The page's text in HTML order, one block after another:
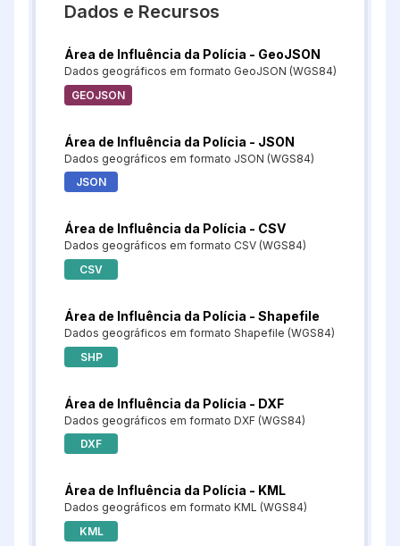
Dados e Recursos
Área de Influência da Polícia - GeoJSON
Dados geográficos em formato GeoJSON (WGS84)
GEOJSON
Área de Influência da Polícia - JSON
Dados geográficos em formato JSON (WGS84)
JSON
Área de Influência da Polícia - CSV
Dados geográficos em formato CSV (WGS84)
CSV
Área de Influência da Polícia - Shapefile
Dados geográficos em formato Shapefile (WGS84)
SHP
Área de Influência da Polícia - DXF
Dados geográficos em formato DXF (WGS84)
DXF
Área de Influência da Polícia - KML
Dados geográficos em formato KML (WGS84)
KML